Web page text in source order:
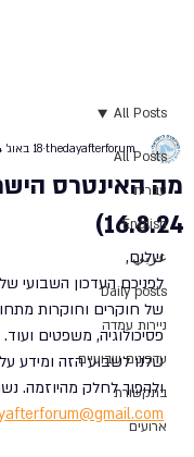
All Posts
עברית
English
عربي
Daily posts
ניירות עמדה
עדכונים שבועיים
בתקשורת
ארועים
All Posts
16.8.24)
thedayafterforum 18 באוג׳ 2024
שלום,
לפניכם העדכון השבועי
של חוקרים וחוקרות
פסיכולוגיה, משפטים
שלנו לשבוע הזה ומידע
ולהפוך לחלק מהיוזמה.